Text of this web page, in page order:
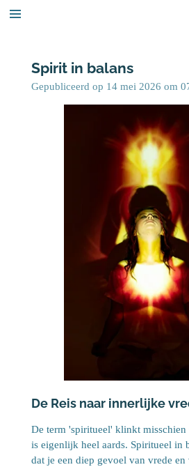
Ga
hoofdinhoud
Spirit in balans
Gepubliceerd op 14 mei 2026 om
De Reis naar innerlijke
De term 'spiritueel' klinkt misschien
is eigenlijk heel aards. Spiritueel in
dat je een diep gevoel van vrede